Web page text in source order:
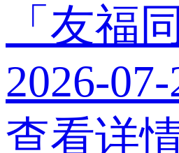
「友福
2026-
查看详